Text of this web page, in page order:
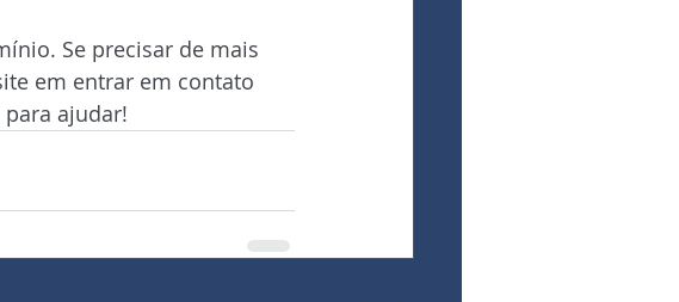
Se precisar de mais
em entrar em contato
ajudar!